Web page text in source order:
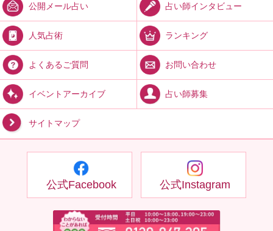
公開メール占い 占い師インタビュー
人気占術 ランキング
よくあるご質問 お問い合わせ
イベントアーカイブ 占い師募集
サイトマップ
公式Facebook 公式Instagram